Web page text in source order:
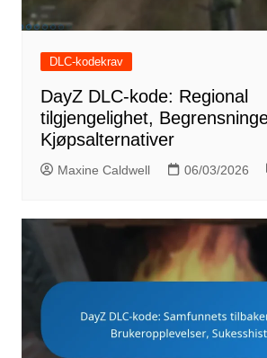
DLC-kodekrav
DayZ DLC-kode: Regional
tilgjengelighet,
Kjøpsalternativer
Maxine Caldwell 06/03/2026